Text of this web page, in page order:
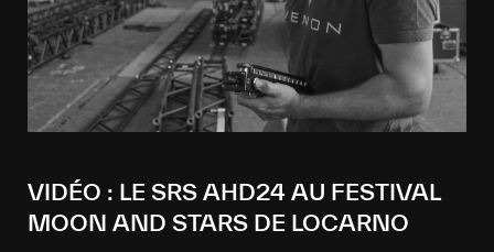
VIDÉO : LE SRS AHD24 AU FESTIVAL
MOON AND STARS DE LOCARNO